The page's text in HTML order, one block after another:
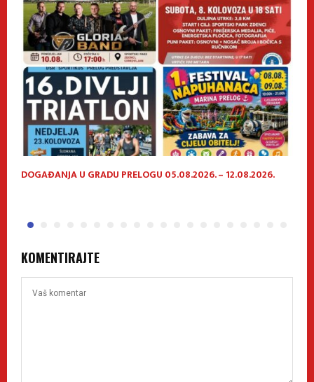
DOGAĐANJA U GRADU PRELOGU 05.08.2026. – 12.08.2026.
KOMENTIRAJTE